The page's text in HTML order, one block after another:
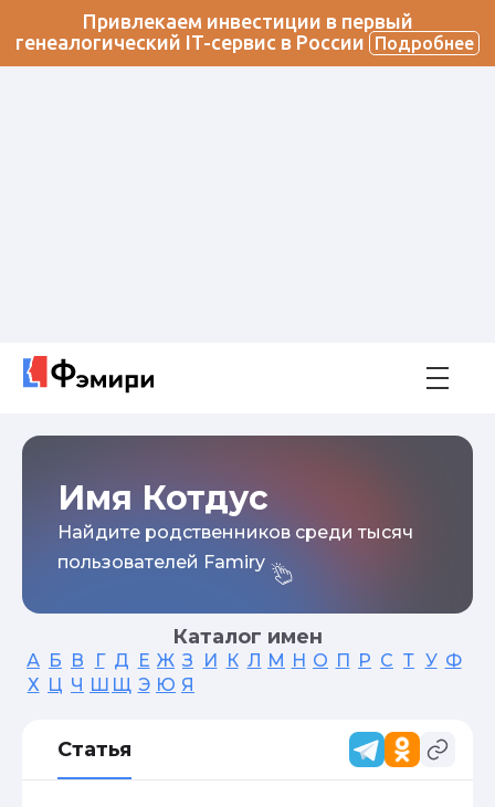
Привлекаем инвестиции в первый
генеалогический IT-сервис в России
Подробнее
Имя Котдус
Найдите родственников среди тысяч
пользователей Famiry
Каталог имен
А Б В Г Д Е Ж З И К Л М Н О П Р С Т У Ф
Х Ц Ч Ш Щ Э Ю Я
Статья